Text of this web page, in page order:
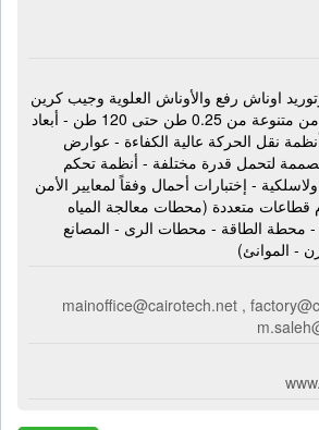
اوناش رفع والأوناش العلوية وجيب كرين
- سعات تحميل من متنوعة من 0.25 طن حتى 120 طن - أبعاد
نقل الحركة عالية الكفاءة - عوارض
لتحمل قدرة مختلفة - أنظمة تحكم
- إختبارات أحمال وفقاً لمعايير الأمن
قطاعات متعددة (محطات معالجة المياه
الطاقة - محطات الرى - المصانع
- الموانئ)
mainoffice@cairotech.net ,